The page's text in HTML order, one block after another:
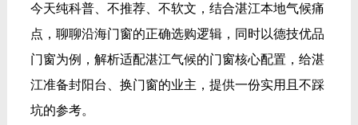
今天纯科普、不推荐、不软文，结合湛江本地气候痛
点，聊聊沿海门窗的正确选购逻辑，同时以德技优品
门窗为例，解析适配湛江气候的门窗核心配置，给湛
江准备封阳台、换门窗的业主，提供一份实用且不踩
坑的参考。